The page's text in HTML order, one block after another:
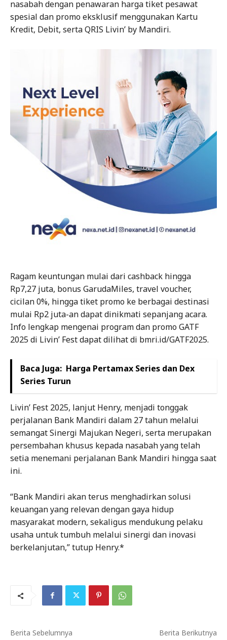
nasabah dengan penawaran harga tiket pesawat
spesial dan promo eksklusif menggunakan Kartu
Kredit, Debit, serta QRIS Livin’ by Mandiri.
Ragam keuntungan mulai dari cashback hingga
Rp7,27 juta, bonus GarudaMiles, travel voucher,
cicilan 0%, hingga tiket promo ke berbagai destinasi
mulai Rp2 juta-an dapat dinikmati sepanjang acara.
Info lengkap mengenai program dan promo GATF
2025 di Livin’ Fest dapat dilihat di bmri.id/GATF2025.
Baca Juga: Harga Pertamax Series dan Dex
Series Turun
Livin’ Fest 2025, lanjut Henry, menjadi tonggak
perjalanan Bank Mandiri dalam 27 tahun melalui
semangat Sinergi Majukan Negeri, serta merupakan
persembahan khusus kepada nasabah yang telah
setia menemani perjalanan Bank Mandiri hingga saat
ini.
“Bank Mandiri akan terus menghadirkan solusi
keuangan yang relevan dengan gaya hidup
masyarakat modern, sekaligus mendukung pelaku
usaha untuk tumbuh melalui sinergi dan inovasi
berkelanjutan,” tutup Henry.*
Berita Sebelumnya Berita Berikutnya